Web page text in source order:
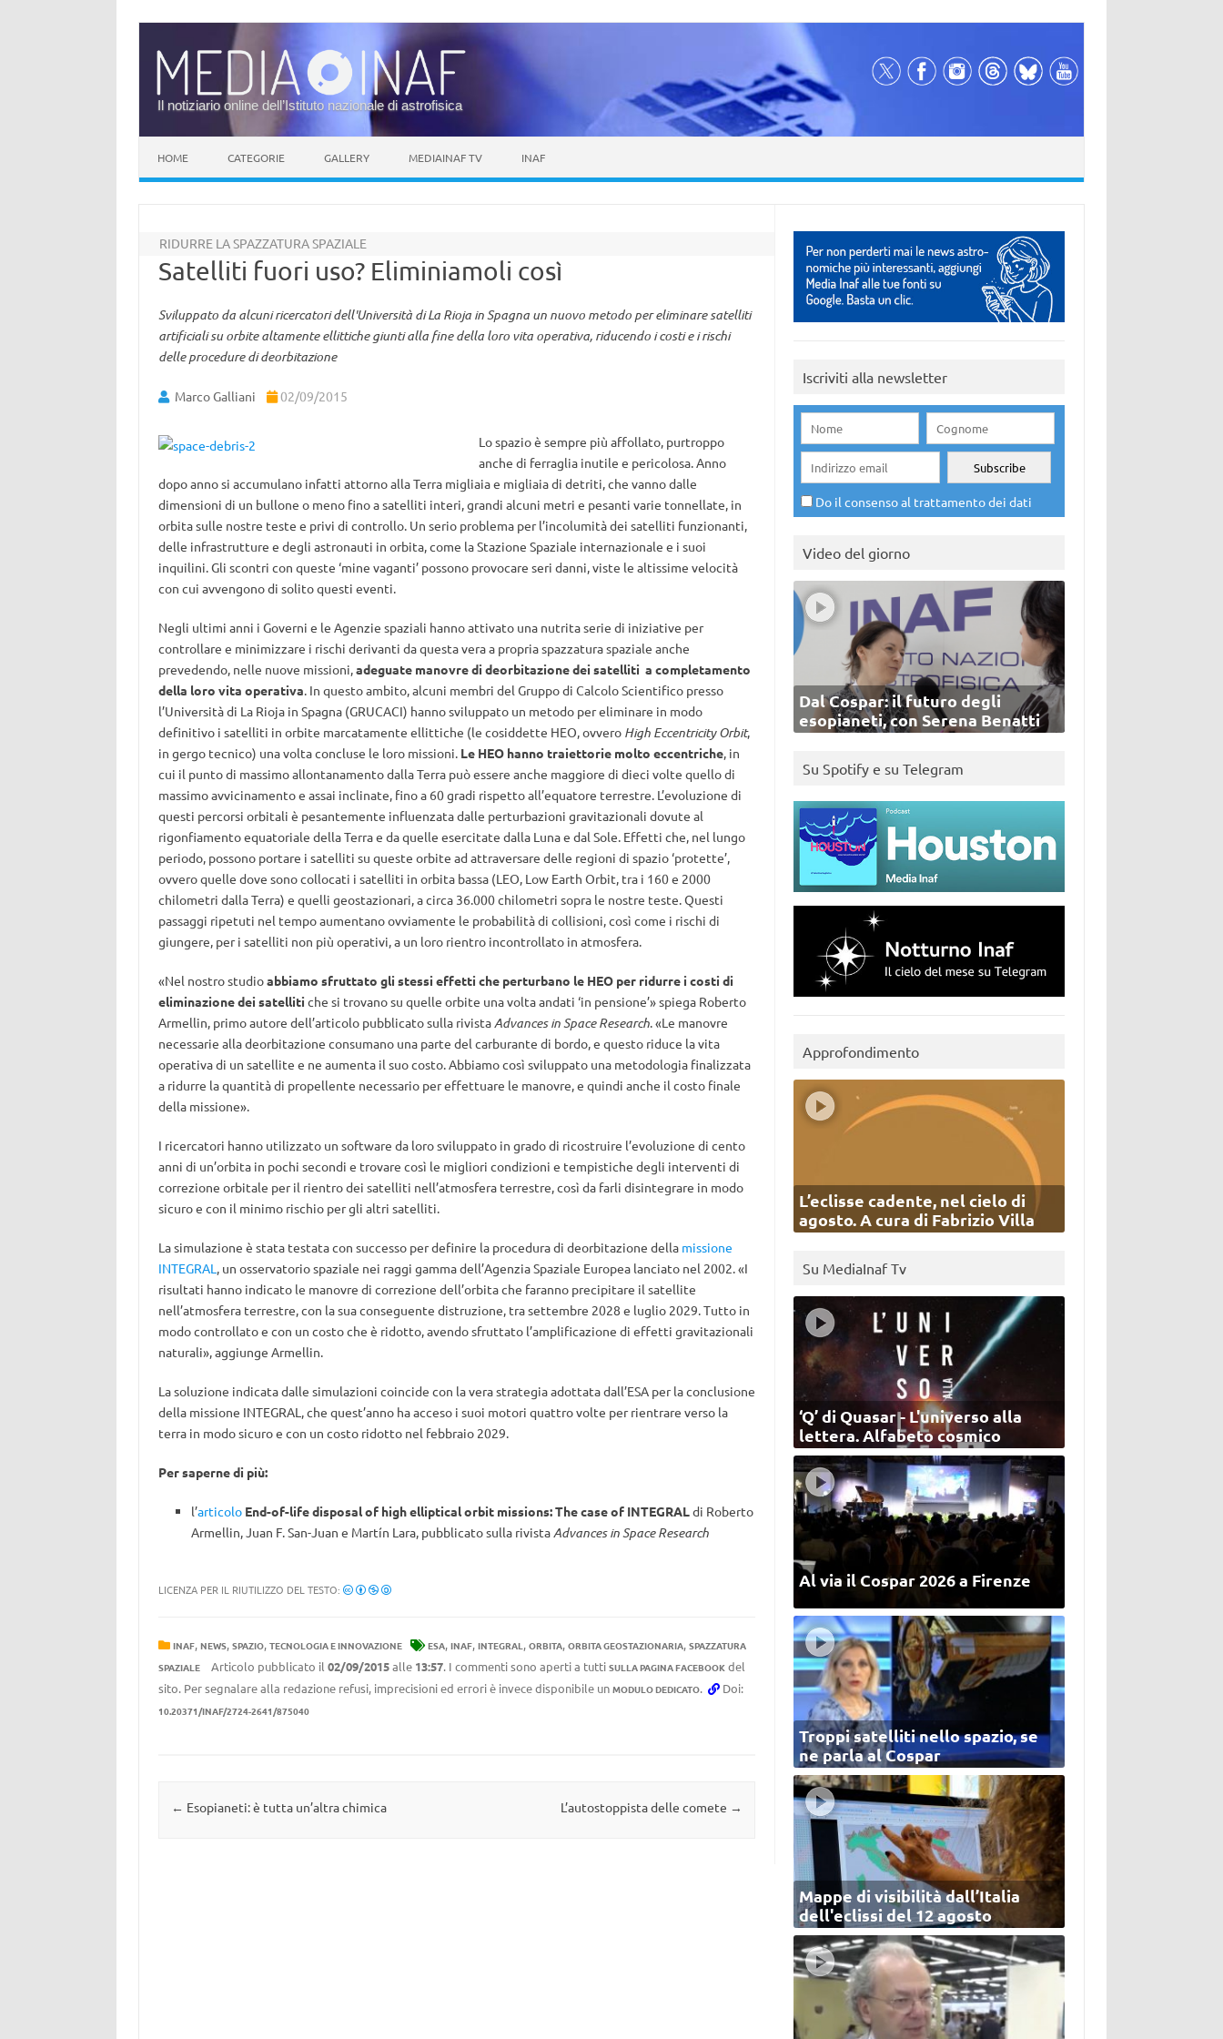
Il notiziario online dell’Istituto nazionale di astrofisica
HOME CATEGORIE GALLERY MEDIAINAF TV INAF
RIDURRE LA SPAZZATURA SPAZIALE
Satelliti fuori uso? Eliminiamoli così
Sviluppato da alcuni ricercatori dell'Università di La Rioja in Spagna un nuovo metodo per eliminare satelliti
artificiali su orbite altamente ellittiche giunti alla fine della loro vita operativa, riducendo i costi e i rischi
delle procedure di deorbitazione
Marco Galliani 02/09/2015
Lo spazio è sempre più affollato, purtroppo
anche di ferraglia inutile e pericolosa. Anno
dopo anno si accumulano infatti attorno alla Terra migliaia e migliaia di detriti, che vanno dalle
dimensioni di un bullone o meno fino a satelliti interi, grandi alcuni metri e pesanti varie tonnellate, in
orbita sulle nostre teste e privi di controllo. Un serio problema per l’incolumità dei satelliti funzionanti,
delle infrastrutture e degli astronauti in orbita, come la Stazione Spaziale internazionale e i suoi
inquilini. Gli scontri con queste ‘mine vaganti’ possono provocare seri danni, viste le altissime velocità
con cui avvengono di solito questi eventi.
Negli ultimi anni i Governi e le Agenzie spaziali hanno attivato una nutrita serie di iniziative per
controllare e minimizzare i rischi derivanti da questa vera a propria spazzatura spaziale anche
prevedendo, nelle nuove missioni,adeguate manovre di deorbitazione dei satelliti a completamento
della loro vita operativa. In questo ambito, alcuni membri del Gruppo di Calcolo Scientifico presso
l’Università di La Rioja in Spagna (GRUCACI) hanno sviluppato un metodo per eliminare in modo
definitivo i satelliti in orbite marcatamente ellittiche (le cosiddette HEO, ovvero High Eccentricity Orbit,
in gergo tecnico) una volta concluse le loro missioni. Le HEO hanno traiettorie molto eccentriche, in
cui il punto di massimo allontanamento dalla Terra può essere anche maggiore di dieci volte quello di
massimo avvicinamento e assai inclinate, fino a 60 gradi rispetto all’equatore terrestre. L’evoluzione di
questi percorsi orbitali è pesantemente influenzata dalle perturbazioni gravitazionali dovute al
rigonfiamento equatoriale della Terra e da quelle esercitate dalla Luna e dal Sole. Effetti che, nel lungo
periodo, possono portare i satelliti su queste orbite ad attraversare delle regioni di spazio ‘protette’,
ovvero quelle dove sono collocati i satelliti in orbita bassa (LEO, Low Earth Orbit, tra i 160 e 2000
chilometri dalla Terra) e quelli geostazionari, a circa 36.000 chilometri sopra le nostre teste. Questi
passaggi ripetuti nel tempo aumentano ovviamente le probabilità di collisioni, così come i rischi di
giungere, per i satelliti non più operativi, a un loro rientro incontrollato in atmosfera.
«Nel nostro studioabbiamo sfruttato gli stessi effetti che perturbano le HEO per ridurre i costi di
eliminazione dei satelliti che si trovano su quelle orbite una volta andati ‘in pensione’» spiega Roberto
Armellin, primo autore dell’articolo pubblicato sulla rivistaAdvances in Space Research. «Le manovre
necessarie alla deorbitazione consumano una parte del carburante di bordo, e questo riduce la vita
operativa di un satellite e ne aumenta il suo costo. Abbiamo così sviluppato una metodologia finalizzata
a ridurre la quantità di propellente necessario per effettuare le manovre, e quindi anche il costo finale
della missione».
I ricercatori hanno utilizzato un software da loro sviluppato in grado di ricostruire l’evoluzione di cento
anni di un’orbita in pochi secondi e trovare così le migliori condizioni e tempistiche degli interventi di
correzione orbitale per il rientro dei satelliti nell’atmosfera terrestre, così da farli disintegrare in modo
sicuro e con il minimo rischio per gli altri satelliti.
La simulazione è stata testata con successo per definire la procedura di deorbitazione della missione
INTEGRAL , un osservatorio spaziale nei raggi gamma dell’Agenzia Spaziale Europea lanciato nel 2002. «I
risultati hanno indicato le manovre di correzione dell’orbita che faranno precipitare il satellite
nell’atmosfera terrestre, con la sua conseguente distruzione, tra settembre 2028 e luglio 2029. Tutto in
modo controllato e con un costo che è ridotto, avendo sfruttato l’amplificazione di effetti gravitazionali
naturali», aggiunge Armellin.
La soluzione indicata dalle simulazioni coincide con la vera strategia adottata dall’ESA per la conclusione
della missione INTEGRAL, che quest’anno ha acceso i suoi motori quattro volte per rientrare verso la
terra in modo sicuro e con un costo ridotto nel febbraio 2029.
Per saperne di più:
l’articolo End-of-life disposal of high elliptical orbit missions: The case of INTEGRALdi Roberto
Armellin, Juan F. San-Juan e Martín Lara, pubblicato sulla rivistaAdvances in Space Research
LICENZA PER IL RIUTILIZZO DEL TESTO:
INAF, NEWS, SPAZIO, TECNOLOGIA E INNOVAZIONE ESA, INAF, INTEGRAL, ORBITA, ORBITA GEOSTAZIONARIA, SPAZZATURA
SPAZIALE
Articolo pubblicato il 02/09/2015alle 13:57. I commenti sono aperti a tutti SULLA PAGINA FACEBOOKdel
sito. Per segnalare alla redazione refusi, imprecisioni ed errori è invece disponibile un MODULO DEDICATO. Doi:
10.20371/INAF/2724-2641/875040
Navigazione articolo
← Esopianeti: è tutta un’altra chimica L’autostoppista delle comete →
Iscriviti alla newsletter
Do il consenso al trattamento dei dati
Video del giorno
Dal Cospar: il futuro degli
esopianeti, con Serena Benatti
Su Spotify e su Telegram
Approfondimento
L’eclisse cadente, nel cielo di
agosto. A cura di Fabrizio Villa
Su MediaInaf Tv
‘Q’ di Quasar - L'universo alla
lettera. Alfabeto cosmico
Al via il Cospar 2026 a Firenze
Troppi satelliti nello spazio, se
ne parla al Cospar
Mappe di visibilità dall’Italia
dell'eclissi del 12 agosto